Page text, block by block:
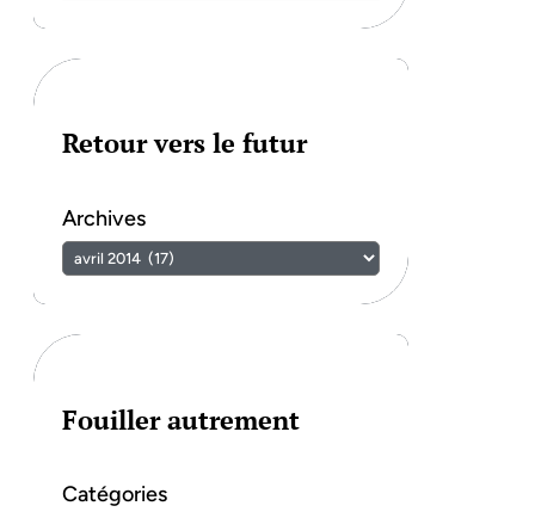
Retour vers le futur
Archives
Fouiller autrement
Catégories